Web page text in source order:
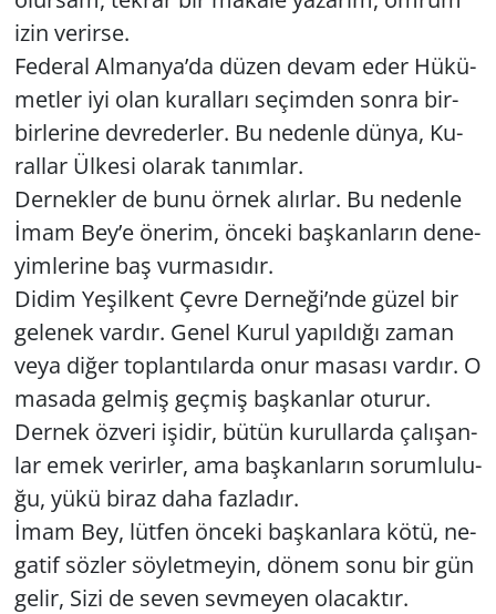
izin ve­rir­se.
Fe­de­ral Al­man­ya’da düzen devam eder Hü­kü­
met­ler iyi olan ku­ral­la­rı se­çim­den sonra bir­
bir­le­ri­ne dev­re­der­ler. Bu ne­den­le dünya, Ku­
ral­lar Ül­ke­si ola­rak ta­nım­lar.
Der­nek­ler de bunu örnek alır­lar. Bu ne­den­le
İmam Bey’e öne­rim, ön­ce­ki baş­kan­la­rın de­ne­
yim­le­ri­ne baş vur­ma­sı­dır.
Didim Ye­şil­kent Çevre Der­ne­ği’nde güzel bir
ge­le­nek var­dır. Genel Kurul ya­pıl­dı­ğı zaman
veya diğer top­lan­tı­lar­da onur ma­sa­sı var­dır. O
ma­sa­da gel­miş geç­miş baş­kan­lar otu­rur.
Der­nek öz­ve­ri işi­dir, bütün ku­rul­lar­da ça­lı­şan­
lar emek ve­rir­ler, ama baş­kan­la­rın so­rum­lu­lu­
ğu, yükü biraz daha faz­la­dır.
İmam Bey, lüt­fen ön­ce­ki baş­kan­la­ra kötü, ne­
ga­tif söz­ler söy­let­me­yin, dönem sonu bir gün
gelir, Sizi de seven sev­me­yen ola­cak­tır.